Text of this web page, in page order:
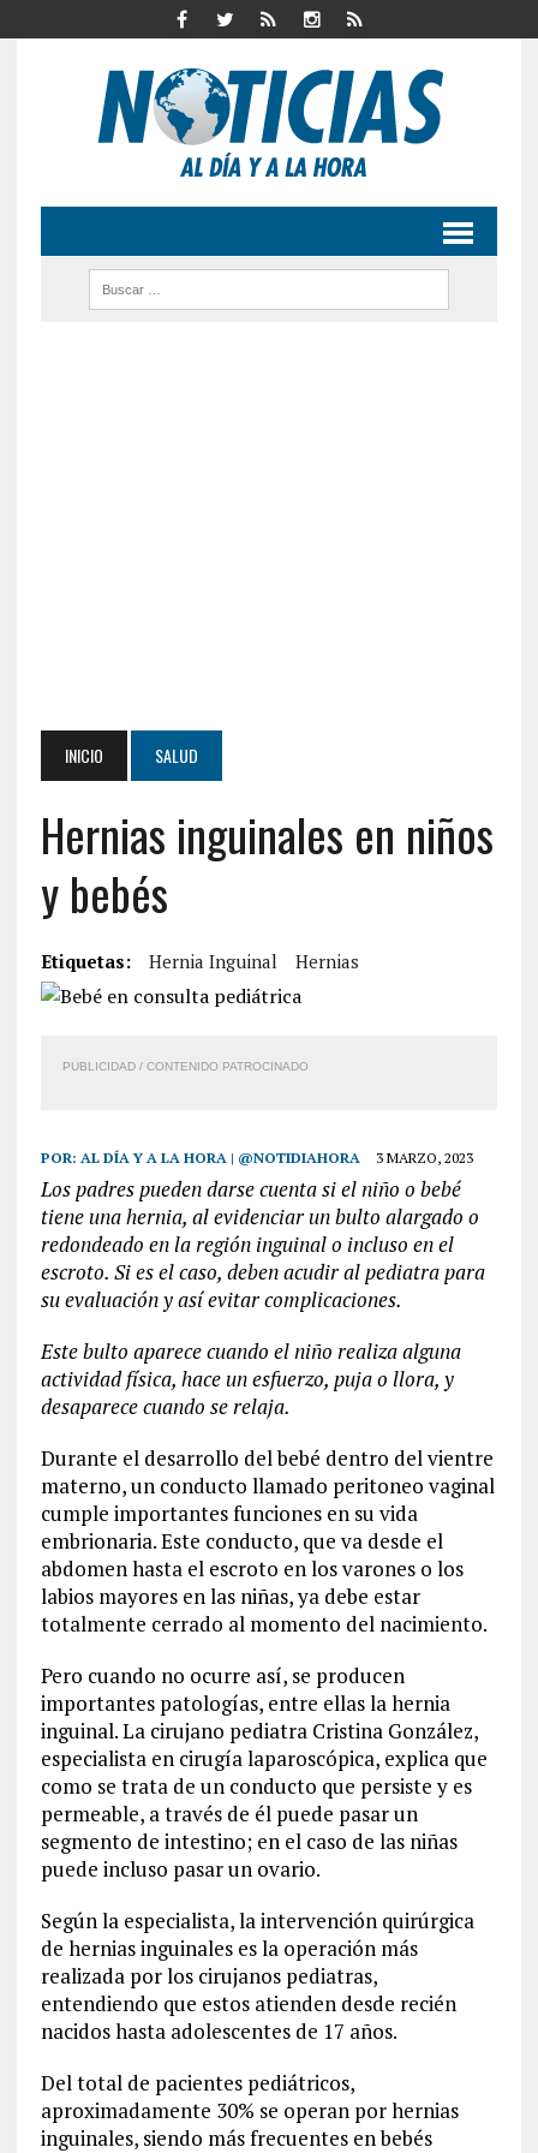
INICIO SALUD
Hernias inguinales en niños
y bebés
Etiquetas: Hernia Inguinal Hernias
PUBLICIDAD / CONTENIDO PATROCINADO
POR: AL DÍA Y A LA HORA | @NOTIDIAHORA 3 MARZO, 2023
Los padres pueden darse cuenta si el niño o bebé
tiene una hernia, al evidenciar un bulto alargado o
redondeado en la región inguinal o incluso en el
escroto. Si es el caso, deben acudir al pediatra para
su evaluación y así evitar complicaciones.
Este bulto aparece cuando el niño realiza alguna
actividad física, hace un esfuerzo, puja o llora, y
desaparece cuando se relaja.
Durante el desarrollo del bebé dentro del vientre
materno, un conducto llamado peritoneo vaginal
cumple importantes funciones en su vida
embrionaria. Este conducto, que va desde el
abdomen hasta el escroto en los varones o los
labios mayores en las niñas, ya debe estar
totalmente cerrado al momento del nacimiento.
Pero cuando no ocurre así, se producen
importantes patologías, entre ellas la hernia
inguinal. La cirujano pediatra Cristina González,
especialista en cirugía laparoscópica, explica que
como se trata de un conducto que persiste y es
permeable, a través de él puede pasar un
segmento de intestino; en el caso de las niñas
puede incluso pasar un ovario.
Según la especialista, la intervención quirúrgica
de hernias inguinales es la operación más
realizada por los cirujanos pediatras,
entendiendo que estos atienden desde recién
nacidos hasta adolescentes de 17 años.
Del total de pacientes pediátricos,
aproximadamente 30% se operan por hernias
inguinales, siendo más frecuentes en bebés